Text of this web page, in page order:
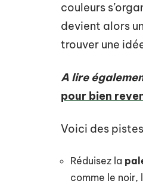
couleurs
devient alors
trouver une
A lire
pour bien
Voici des
Réduisez la
comme le noir,